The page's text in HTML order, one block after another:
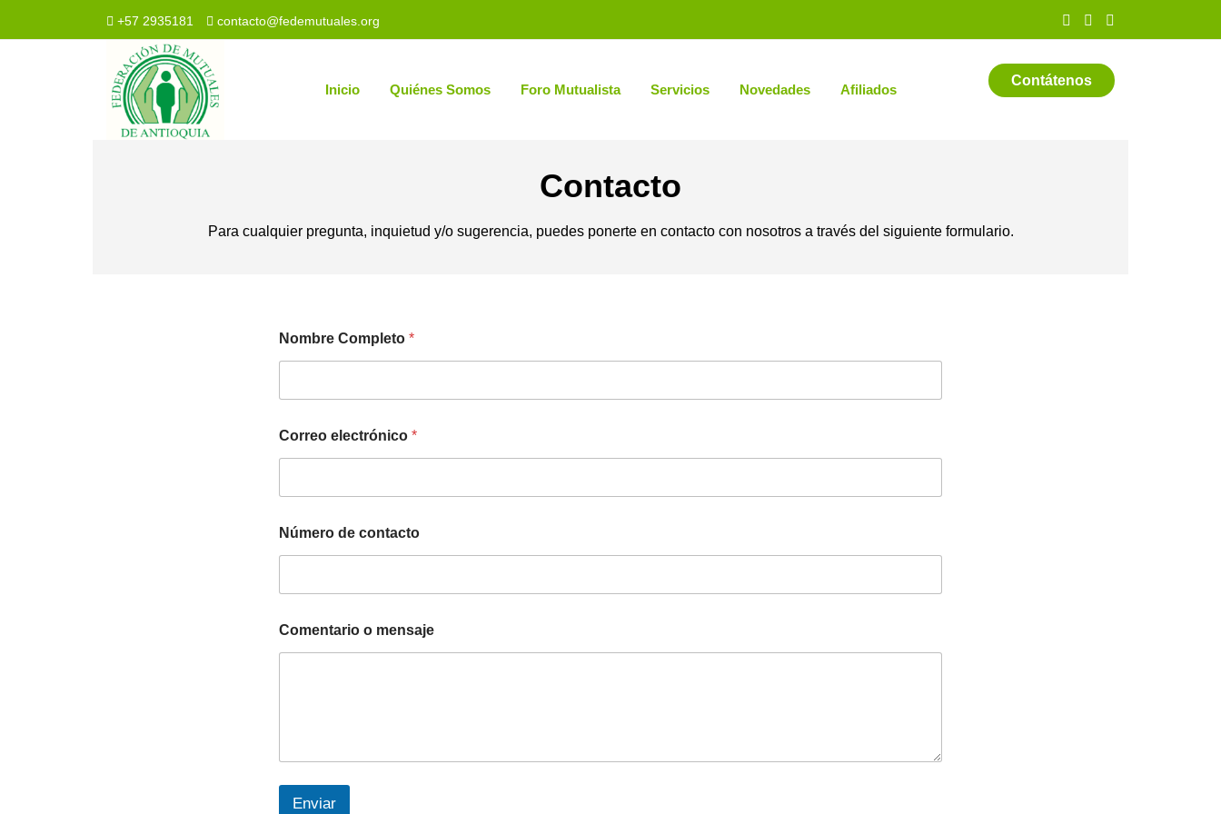
+57 2935181 contacto@fedemutuales.org
Inicio Quiénes Somos Foro Mutualista Servicios Novedades Afiliados
Contátenos
Contacto
Para cualquier pregunta, inquietud y/o sugerencia, puedes ponerte en contacto con nosotros a través del siguiente formulario.
Nombre Completo *
Correo electrónico *
Número de contacto
o
m
e
Comentario o mensaje
Enviar